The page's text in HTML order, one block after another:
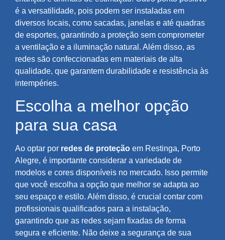
é a versatilidade, pois podem ser instaladas em
diversos locais, como sacadas, janelas e até quadras
de esportes, garantindo a proteção sem comprometer
a ventilação e a iluminação natural. Além disso, as
redes são confeccionadas em materiais de alta
qualidade, que garantem durabilidade e resistência às
intempéries.
Escolha a melhor opção
para sua casa
Ao optar por redes de proteção em Restinga, Porto
Alegre, é importante considerar a variedade de
modelos e cores disponíveis no mercado. Isso permite
que você escolha a opção que melhor se adapta ao
seu espaço e estilo. Além disso, é crucial contar com
profissionais qualificados para a instalação,
garantindo que as redes sejam fixadas de forma
segura e eficiente. Não deixe a segurança de sua